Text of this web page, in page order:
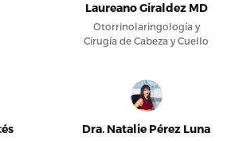
Laureano Giraldez MD
Otorrinolaringología y
Cirugía de Cabeza y Cuello
Dra. Natalie Pérez Luna